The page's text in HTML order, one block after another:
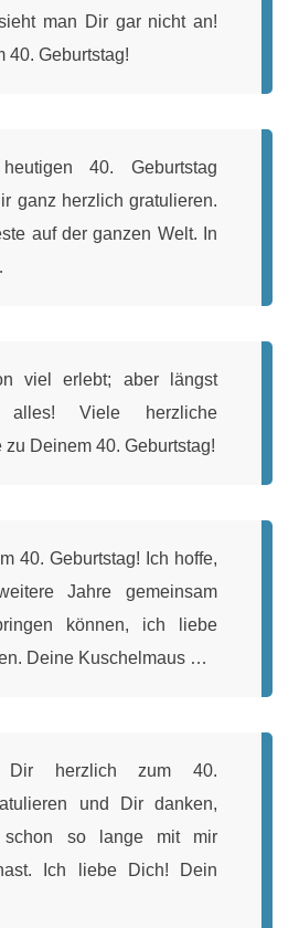
man Dir gar nicht an!
40. Geburtstag!
40. Geburtstag
ganz herzlich gratulieren.
auf der ganzen Welt. In
viel erlebt; aber längst
Viele herzliche
Deinem 40. Geburtstag!
40. Geburtstag! Ich hoffe,
Jahre gemeinsam
können, ich liebe
Deine Kuschelmaus …
Dir herzlich zum 40.
und Dir danken,
so lange mit mir
Ich liebe Dich! Dein